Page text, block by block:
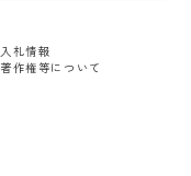
入札情報
著作権等について